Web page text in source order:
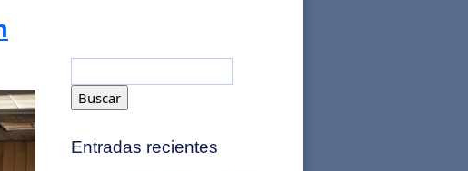
Entradas recientes